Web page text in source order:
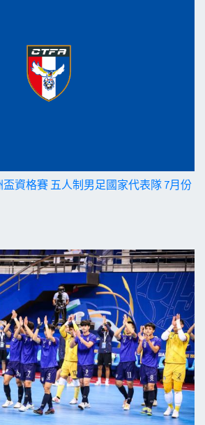
盃資格賽 五人制男足國家代表隊 7月份